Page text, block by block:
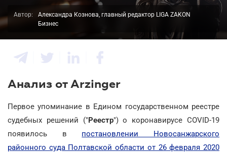
Автор:
Александра Кознова, главный редактор LIGA ZAKON
Бизнес
Анализ от Arzinger
Первое упоминание в Едином государственном реестре
судебных решений ("Реестр") о коронавирусе COVID-19
появилось в постановлении Новосанжарского
районного суда Полтавской области от 26 февраля 2020